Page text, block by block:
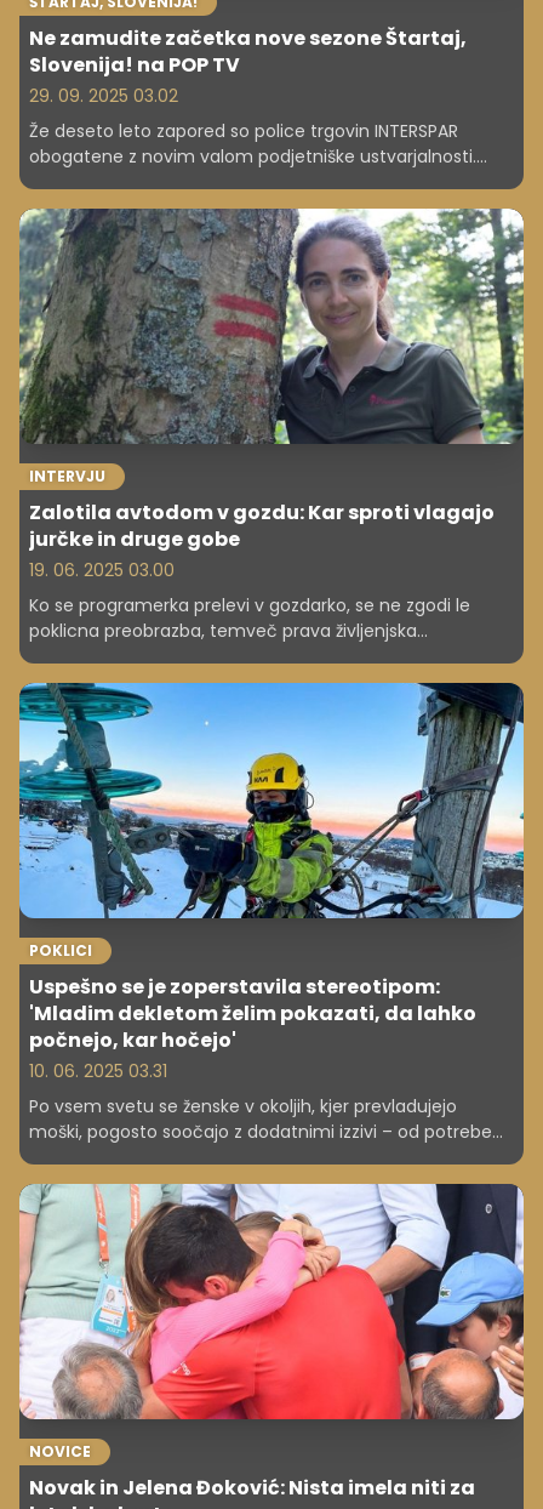
Ne zamudite začetka nove sezone Štartaj,
Slovenija! na POP TV
29. 09. 2025 03.02
Že deseto leto zapored so police trgovin INTERSPAR
obogatene z novim valom podjetniške ustvarjalnosti.
podjetniških ekip, ki so oblikovale 23 izvirnih izdelkov. Vsi
pa imajo skupni imenovalec: močno povezanost s
slovenskim podeželjem.
INTERVJU
Zalotila avtodom v gozdu: Kar sproti vlagajo
jurčke in druge gobe
19. 06. 2025 03.00
Ko se programerka prelevi v gozdarko, se ne zgodi le
poklicna preobrazba, temveč prava življenjska
računalništva in marketinga, nato pa stopila v gozd.
Dobesedno in poklicno. Danes uspešno upravlja s
podedovanim gozdom, kjer zlasti po njeni zaslugi
tehnologija in narava hodita z roko v roki. Medtem pa se
med drevesi rojevajo tudi šale o podlubnikih in Pythonu ...
POKLICI
Uspešno se je zoperstavila stereotipom:
'Mladim dekletom želim pokazati, da lahko
počnejo, kar hočejo'
10. 06. 2025 03.31
Po vsem svetu se ženske v okoljih, kjer prevladujejo
moški, pogosto soočajo z dodatnimi izzivi – od potrebe
do subtilnih ali manj subtilnih oblik seksizma in občutkov
osamljenosti.
NOVICE
Novak in Jelena Đoković: Nista imela niti za